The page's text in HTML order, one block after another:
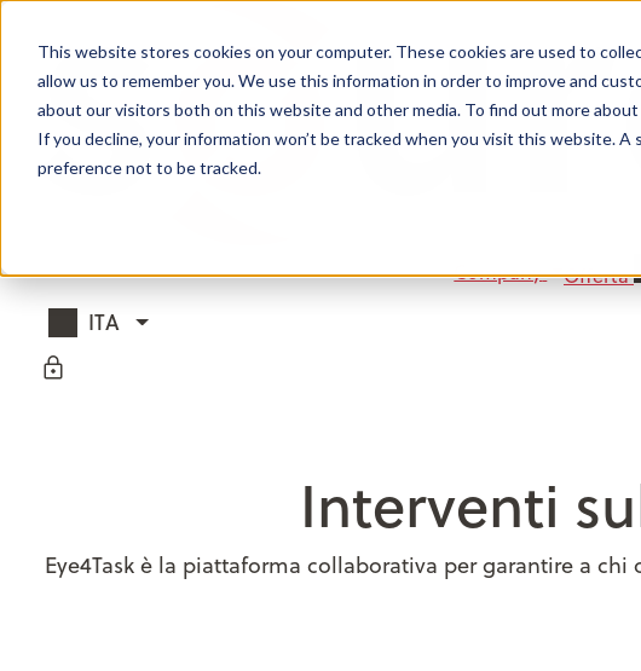
This website stores cookies on your computer. These cookies are used to
allow us to remember you. We use this information in order to improve and
about our visitors both on this website and other media. To find out more
If you decline, your information won’t be tracked when you visit this website.
preference not to be tracked.
Company Offerta
ITA
(seleziona un'altra lingua)
Interventi
Eye4Task è la piattaforma collaborativa per garantire a